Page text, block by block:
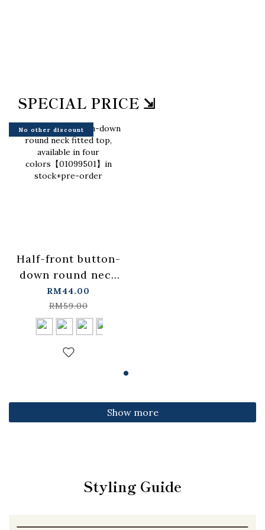
SPECIAL PRICE ⇲
No other discount
Half-front button-
down round neck
fitted top,
available in four
colors【01099501】
in stock+pre-order
RM44.00
RM59.00
Show more
Styling Guide